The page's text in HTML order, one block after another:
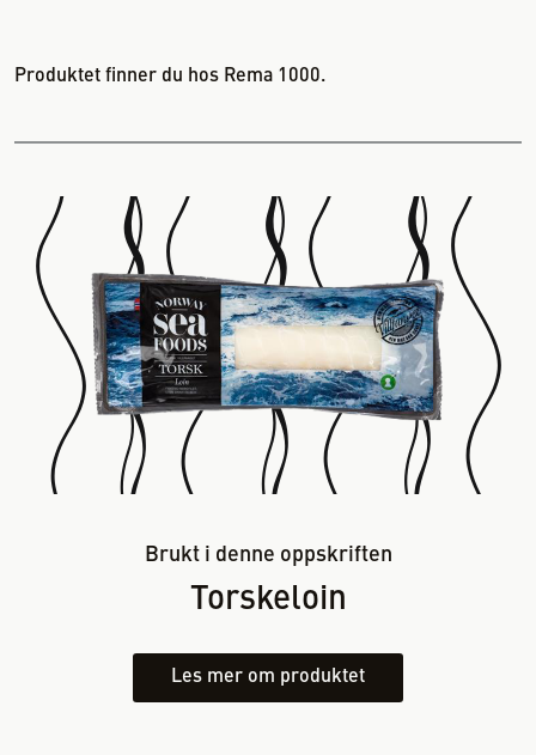
Produktet finner du hos Rema 1000.
Brukt i denne oppskriften
Torskeloin
Les mer om produktet